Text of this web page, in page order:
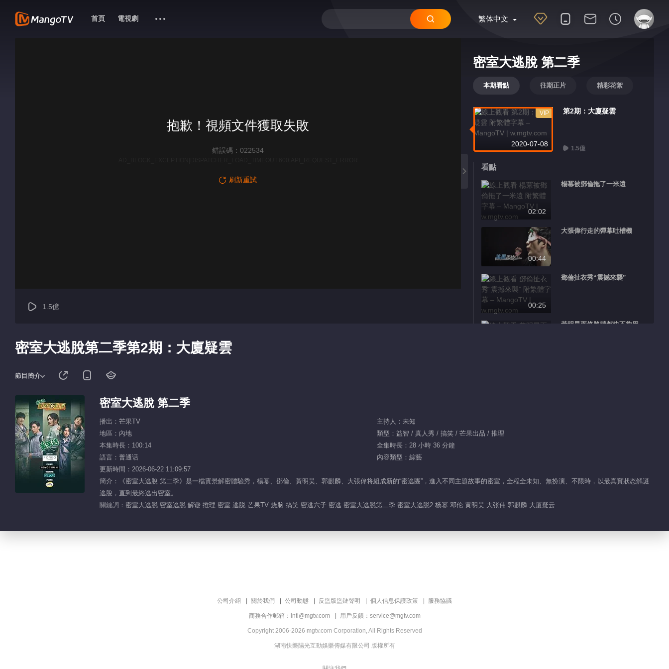
繁体中文
首頁 電視劇
密室大逃脫 第二季
本期看點 往期正片 精彩花絮
2020-07-08
VIP 第2期：大廈疑雲
1.5億
看點
02:02
楊冪被鄧倫拖了一米遠
00:44
大張偉行走的彈幕吐槽機
00:25
鄧倫扯衣秀“震撼來襲”
黃明昊兩條胳膊都快不夠用
抱歉！視頻文件獲取失敗
錯誤碼：022534
刷新重試
1.5億
密室大逃脫第二季第2期：大廈疑雲
節目簡介
密室大逃脫 第二季
播出：芒果TV
主持人：未知
地區：內地
類型：益智 / 真人秀 / 搞笑 / 芒果出品 / 推理
本集時長：100:14
全集時長：28 小時 36 分鐘
語言：普通话
內容類型：綜藝
更新時間：2026-06-22 11:09:57
簡介：《密室大逃脫 第二季》是一檔實景解密體驗秀，楊幂、鄧倫、黃明昊、郭麒麟、大張偉将組成新的“密逃團”，進入不同主題故事的密室，全程全未知、無扮演、不限時，以最真實狀态解謎
逃脫，直到最終逃出密室。
關鍵詞： 密室大逃脱 密室逃脱 解谜 推理 密室 逃脱 芒果TV 烧脑 搞笑 密逃六子 密逃 密室大逃脱第二季 密室大逃脱2 杨幂 邓伦 黄明昊 大张伟 郭麒麟 大厦疑云
公司介紹 關於我們 公司動態 反盜版盜鏈聲明 個人信息保護政策 服務協議
商務合作郵箱：intl@mgtv.com 用戶反饋：service@mgtv.com
Copyright 2006-2026 mgtv.com Corporation, All Rights Reserved
湖南快樂陽光互動娛樂傳媒有限公司 版權所有